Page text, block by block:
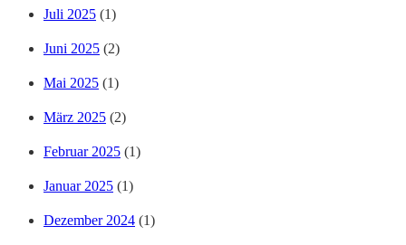
Juli 2025 (1)
Juni 2025 (2)
Mai 2025 (1)
März 2025 (2)
Februar 2025 (1)
Januar 2025 (1)
Dezember 2024 (1)